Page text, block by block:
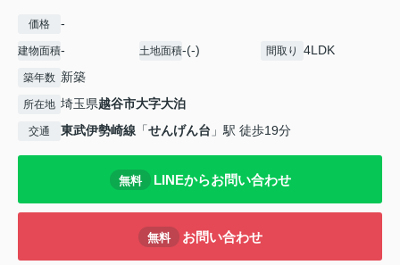
価格 -
建物面積- 土地面積-(-) 間取り 4LDK
築年数 新築
所在地 埼玉県越谷市大字大泊
交通 東武伊勢崎線 「せんげん台 」駅 徒歩19分
無料 LINEからお問い合わせ
無料 お問い合わせ